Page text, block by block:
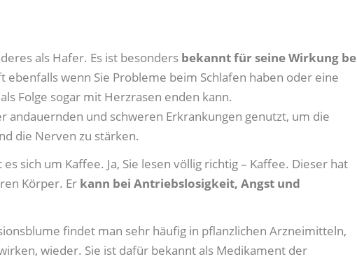
als Hafer. Es ist besonders bekannt für seine Wirkung
ebenfalls wenn Sie Probleme beim Schlafen haben oder eine
Folge sogar mit Herzrasen enden kann.
andauernden und schweren Erkrankungen genutzt, um die
die Nerven zu stärken.
sich um Kaffee. Ja, Sie lesen völlig richtig – Kaffee. Dieser hat
Körper. Erkann bei Antriebslosigkeit, Angst und
findet man sehr häufig in pflanzlichen Arzneimitteln,
wieder. Sie ist dafür bekannt als Medikament der